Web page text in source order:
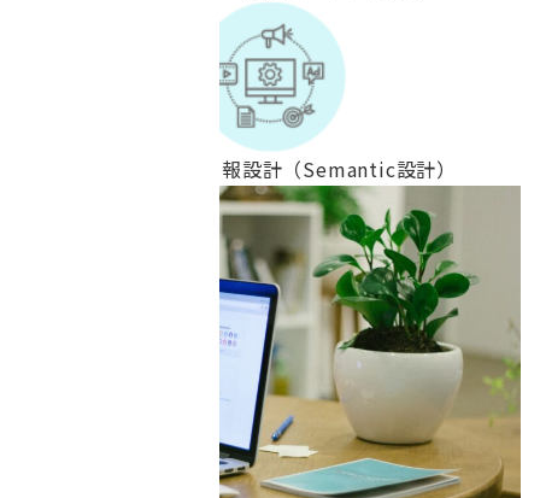
意味・文脈を揃えた情報設計（Semantic設計）